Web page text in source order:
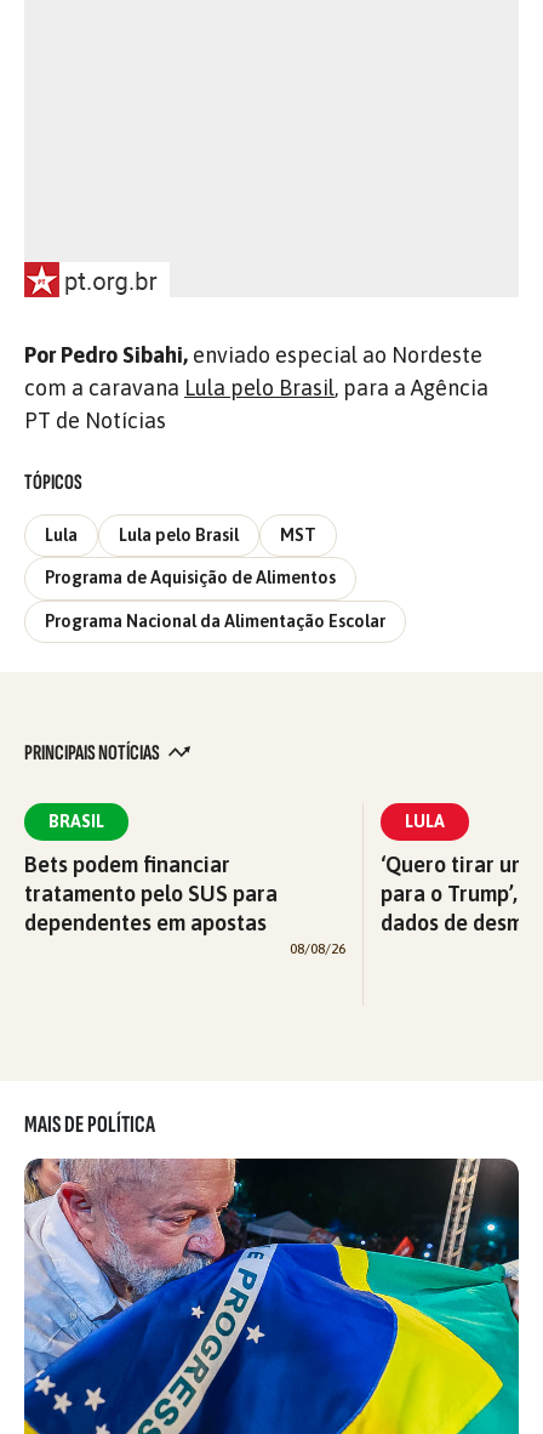
Por Pedro Sibahi, enviado especial ao Nordeste
com a caravana Lula pelo Brasil, para a Agência
PT de Notícias
TÓPICOS
Lula Lula pelo Brasil MST
Programa de Aquisição de Alimentos
Programa Nacional da Alimentação Escolar
PRINCIPAIS NOTÍCIAS
BRASIL
Bets podem financiar
tratamento pelo SUS para
dependentes em apostas
08/08/26
LULA
‘Quero tirar
para o Trump’,
dados de
MAIS DE POLÍTICA